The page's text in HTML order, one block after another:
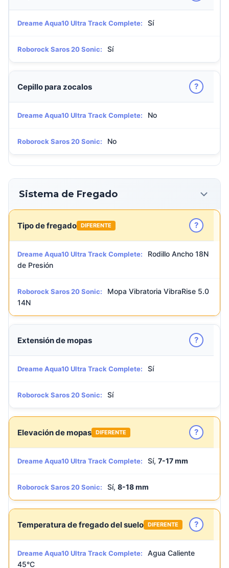
Dreame Aqua10 Ultra Track Complete: Sí
Roborock Saros 20 Sonic: Sí
Cepillo para zocalos ?
Dreame Aqua10 Ultra Track Complete: No
Roborock Saros 20 Sonic: No
Sistema de Fregado
Tipo de fregado DIFERENTE ?
Dreame Aqua10 Ultra Track Complete:
Rodillo Ancho 18N
de Presión
Roborock Saros 20 Sonic:
Mopa Vibratoria VibraRise 5.0
14N
Extensión de mopas ?
Dreame Aqua10 Ultra Track Complete: Sí
Roborock Saros 20 Sonic: Sí
Elevación de mopas DIFERENTE ?
Dreame Aqua10 Ultra Track Complete: Sí, 7-17 mm
Roborock Saros 20 Sonic: Sí, 8-18 mm
Temperatura de fregado del suelo DIFERENTE ?
Dreame Aqua10 Ultra Track Complete:
Agua Caliente
45°C